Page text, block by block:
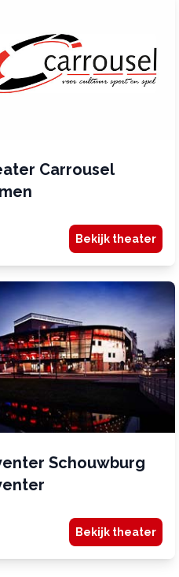
Carrousel
Bekijk theater
Schouwburg
Bekijk theater